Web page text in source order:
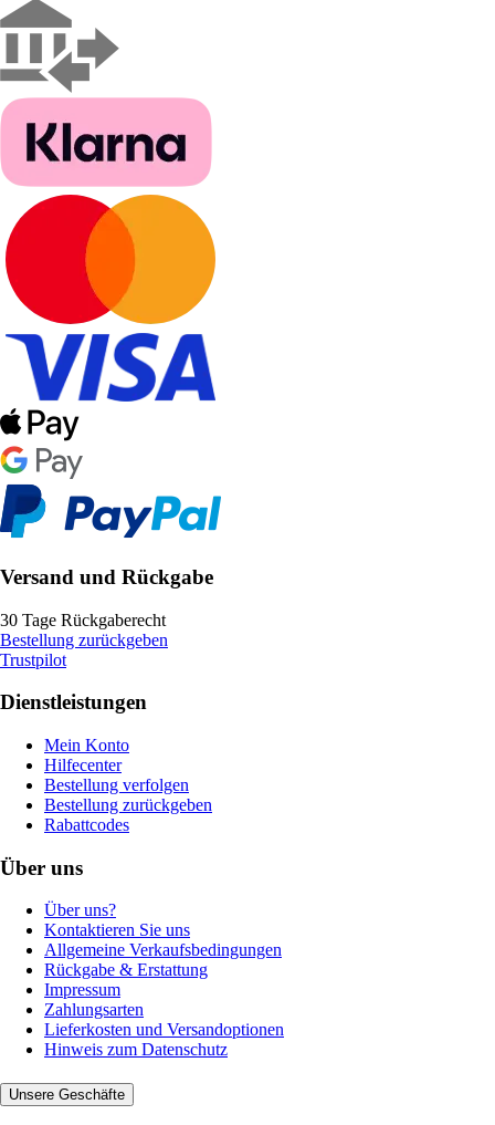
Versand und Rückgabe
30 Tage Rückgaberecht
Bestellung zurückgeben
Trustpilot
Dienstleistungen
Mein Konto
Hilfecenter
Bestellung verfolgen
Bestellung zurückgeben
Rabattcodes
Über uns
Über uns?
Kontaktieren Sie uns
Allgemeine Verkaufsbedingungen
Rückgabe & Erstattung
Impressum
Zahlungsarten
Lieferkosten und Versandoptionen
Hinweis zum Datenschutz
Unsere Geschäfte